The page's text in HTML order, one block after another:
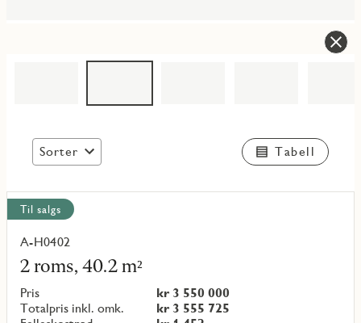
Sorter Tabell
Vis
alle
objekt
Til salgs
A-H0402
2 roms, 40.2 m²
Pris
kr 3 550 000
Totalpris inkl. omk.
kr 3 555 725
Les
mer
om
objekt
{objectNumber}